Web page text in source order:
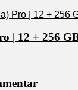
| 12 + 256